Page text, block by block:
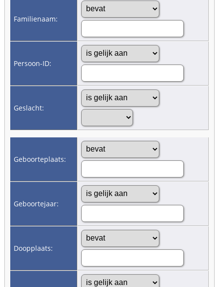
Familienaam:
Persoon-ID:
Geslacht:
Geboorteplaats:
Geboortejaar:
Doopplaats: